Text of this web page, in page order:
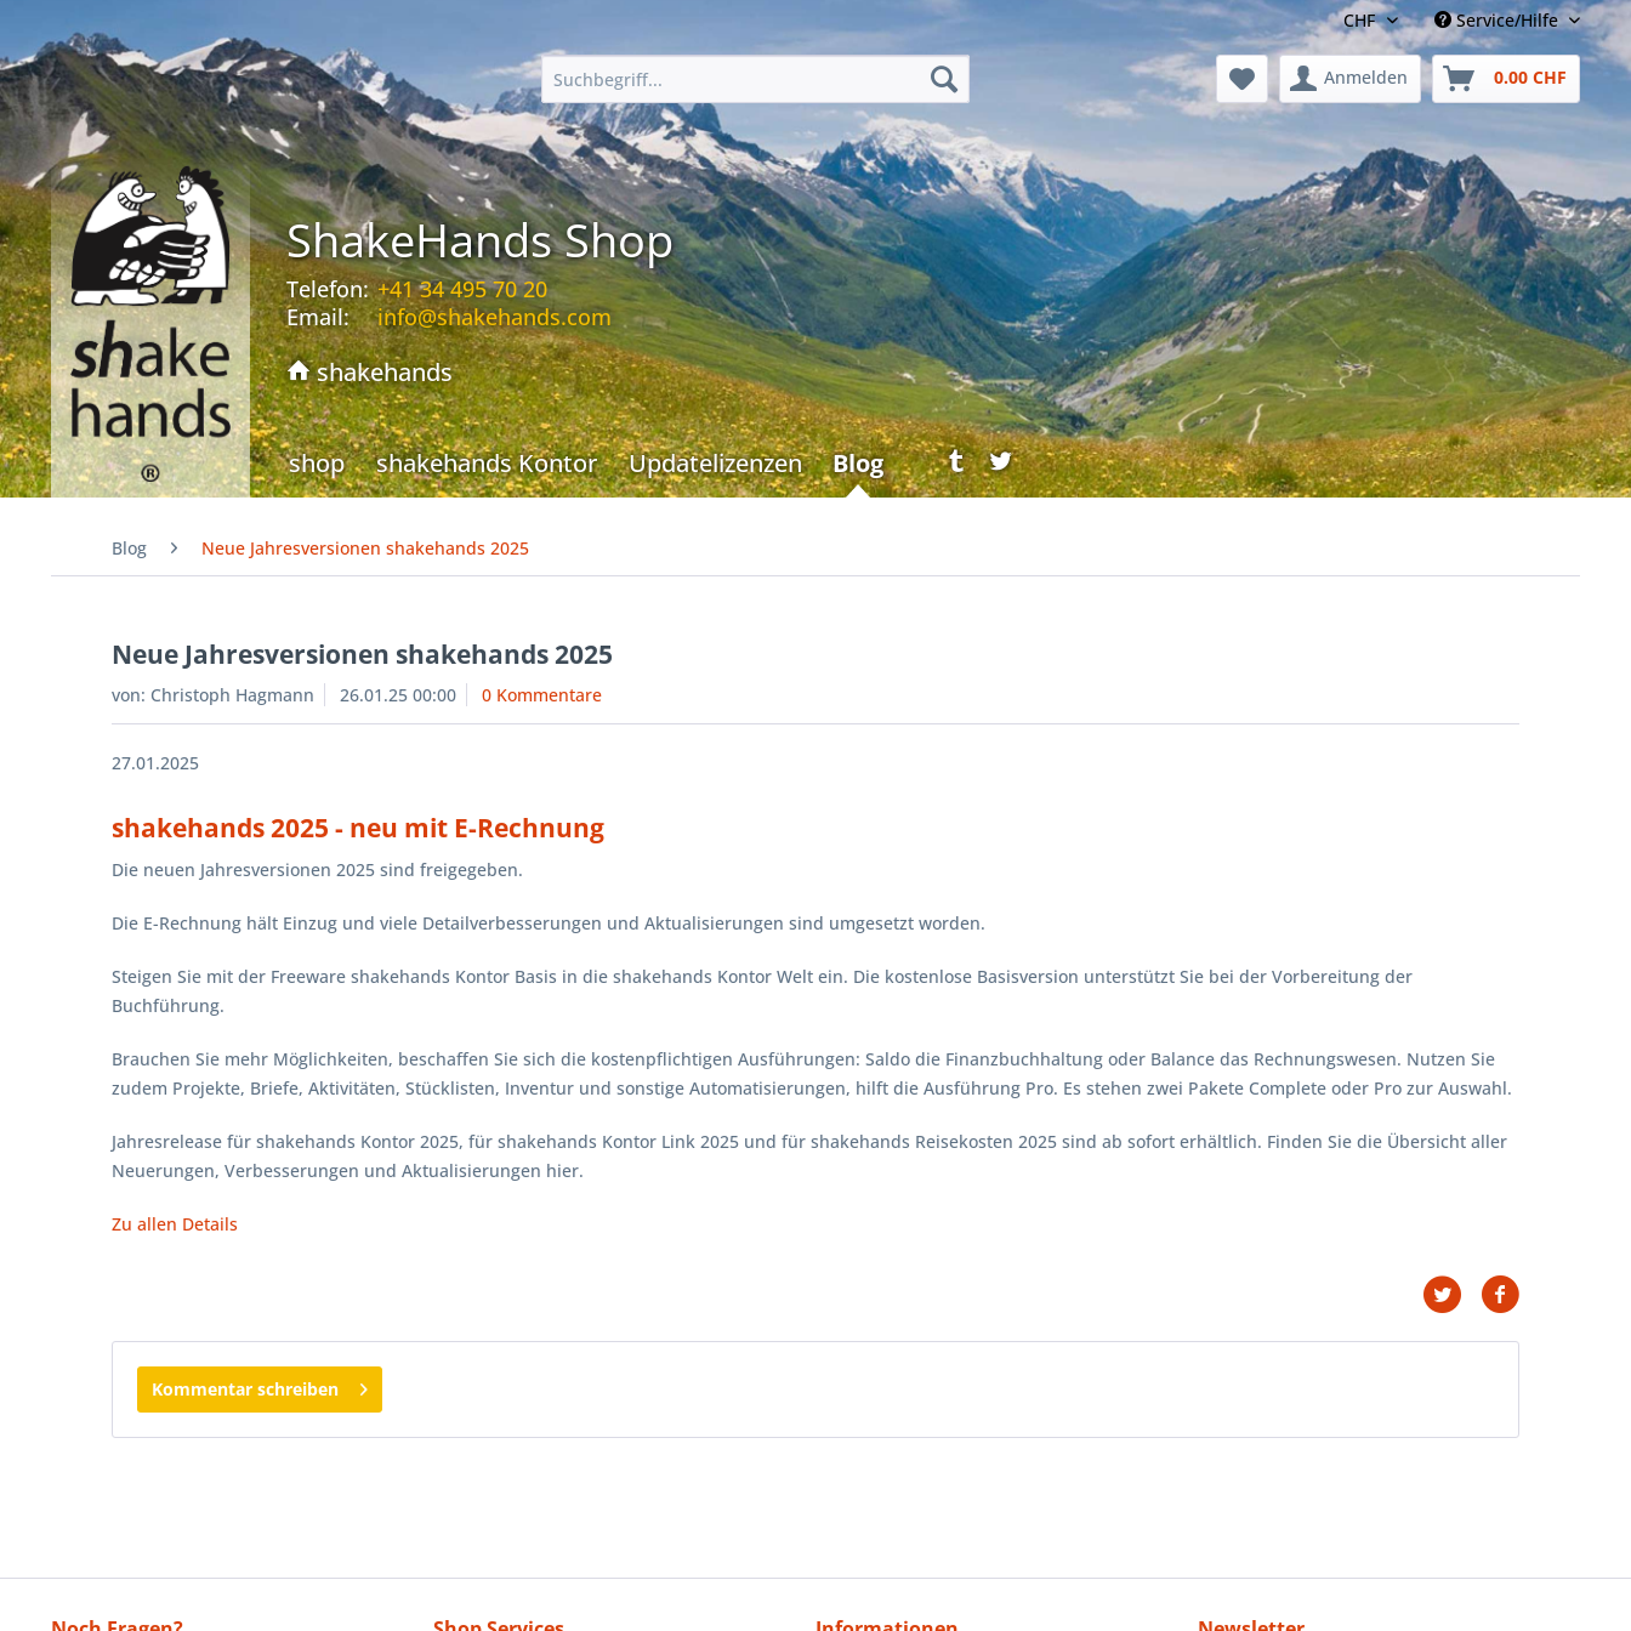
Service/Hilfe
ShakeHands Shop
Telefon:+41 34 495 70 20
Email:
info@shakehands.com
shakehands
Anmelden 0.00 CHF
shop shakehands Kontor Updatelizenzen Blog
Blog Neue Jahresversionen shakehands 2025
Neue Jahresversionen shakehands 2025
von: Christoph Hagmann 26.01.25 00:00 0 Kommentare
27.01.2025
shakehands 2025 - neu mit E-Rechnung
Die neuen Jahresversionen 2025 sind freigegeben.
Die E-Rechnung hält Einzug und viele Detailverbesserungen und Aktualisierungen sind umgesetzt worden.
Steigen Sie mit der Freeware shakehands Kontor Basis in die shakehands Kontor Welt ein. Die kostenlose Basisversion unterstützt Sie bei der Vorbereitung der
Buchführung.
Brauchen Sie mehr Möglichkeiten, beschaffen Sie sich die kostenpflichtigen Ausführungen: Saldo die Finanzbuchhaltung oder Balance das Rechnungswesen. Nutzen Sie
zudem Projekte, Briefe, Aktivitäten, Stücklisten, Inventur und sonstige Automatisierungen, hilft die Ausführung Pro. Es stehen zwei Pakete Complete oder Pro zur Auswahl.
Jahresrelease für shakehands Kontor 2025, für shakehands Kontor Link 2025 und für shakehands Reisekosten 2025 sind ab sofort erhältlich. Finden Sie die Übersicht aller
Neuerungen, Verbesserungen und Aktualisierungen hier.
Zu allen Details
Kommentar schreiben